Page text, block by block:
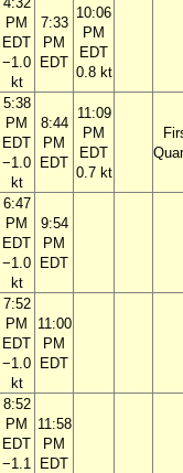
PM
EDT
−1.0
kt
7:33
PM
EDT
10:06
PM
EDT
0.8 kt
5:38
PM
EDT
−1.0
kt
8:44
PM
EDT
11:09
PM
EDT
0.7 kt
6:47
PM
EDT
−1.0
kt
9:54
PM
EDT
7:52
PM
EDT
−1.0
kt
11:00
PM
EDT
8:52
PM
EDT
−1.1
11:58
PM
EDT